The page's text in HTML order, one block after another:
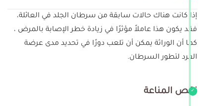
إذا كانت هناك حالات سابقة من سرطان الجلد في العائلة،
فقد يكون هذا عاملاً مؤثرًا في زيادة خطر الإصابة بالمرض ،
كما أن الوراثة يمكن أن تلعب دورًا في تحديد مدى عرضة
الفرد لتطور السرطان.
نقص المناعة